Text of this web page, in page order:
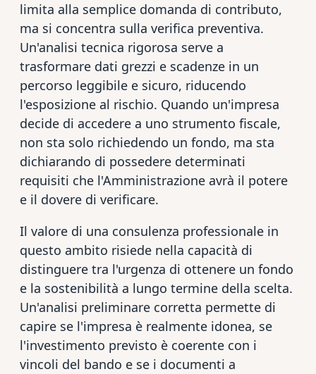
limita alla semplice domanda di contributo,
ma si concentra sulla verifica preventiva.
Un'analisi tecnica rigorosa serve a
trasformare dati grezzi e scadenze in un
percorso leggibile e sicuro, riducendo
l'esposizione al rischio. Quando un'impresa
decide di accedere a uno strumento fiscale,
non sta solo richiedendo un fondo, ma sta
dichiarando di possedere determinati
requisiti che l'Amministrazione avrà il potere
e il dovere di verificare.
Il valore di una consulenza professionale in
questo ambito risiede nella capacità di
distinguere tra l'urgenza di ottenere un fondo
e la sostenibilità a lungo termine della scelta.
Un'analisi preliminare corretta permette di
capire se l'impresa è realmente idonea, se
l'investimento previsto è coerente con i
vincoli del bando e se i documenti a